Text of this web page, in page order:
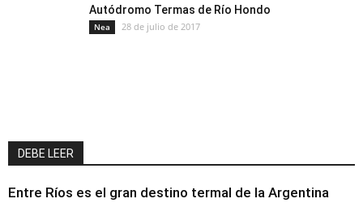
Autódromo Termas de Río Hondo
Nea 28 de julio de 2017
DEBE LEER
Entre Ríos es el gran destino termal de la Argentina